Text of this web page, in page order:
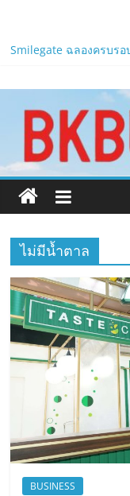
content
Smilegate ฉลองครบรอ
PIPPER
เลี้ยง
ห้ามพลาด! Smilegate เ
LORDNINE 29 ก.ค. นี้
LORDNINE ครบรอบ 1
พร้อมอาวุธเคียวและศึก
เสนอ
ข่าว
ครบ
ทุก
ไม่มีน้ำตาล
BUSINESS